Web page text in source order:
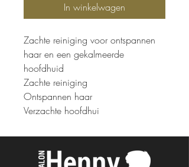
In winkelwagen
Zachte reiniging voor ontspannen
haar en een gekalmeerde
hoofdhuid
Zachte reiniging
Ontspannen haar
Verzachte hoofdhui